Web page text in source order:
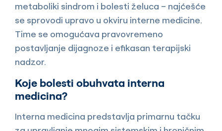
metaboliki sindrom i bolesti želuca – najćešće
se sprovodi upravo u okviru interne medicine.
Time se omogućava pravovremeno
postavljanje dijagnoze i efikasan terapijski
nadzor.
Koje bolesti obuhvata interna
medicina?
Interna medicina predstavlja primarnu tačku